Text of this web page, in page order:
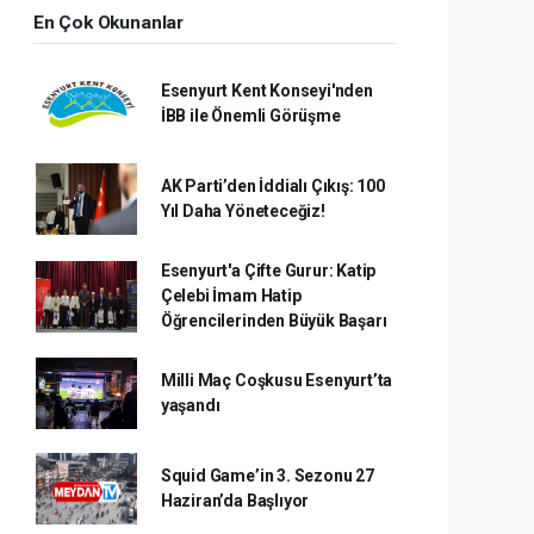
En Çok Okunanlar
Esenyurt Kent Konseyi'nden
İBB ile Önemli Görüşme
AK Parti’den İddialı Çıkış: 100
Yıl Daha Yöneteceğiz!
Esenyurt'a Çifte Gurur: Katip
Çelebi İmam Hatip
Öğrencilerinden Büyük Başarı
Milli Maç Coşkusu Esenyurt’ta
yaşandı
Squid Game’in 3. Sezonu 27
Haziran’da Başlıyor